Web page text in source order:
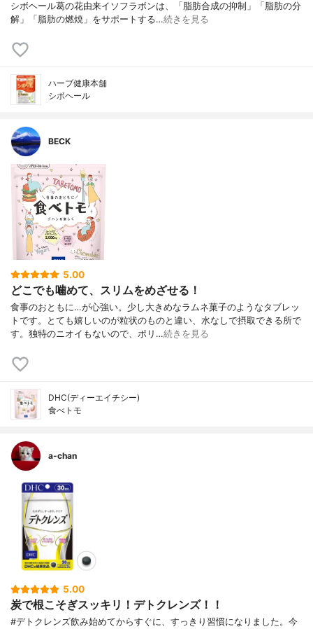
シボヘール葛の花由来イソフラボンは、「脂肪合成の抑制」「脂肪の分
解」「脂肪の燃焼」をサポートする…続きを見る
ハーブ健康本舗
シボヘール
BECK
5.00
どこでも噛めて、スリムをめざせる！
食事のおともに…が心強い。少し大きめなラムネ菓子のようなタブレッ
トです。とても嬉しいのが粒状のものと違い、水なしで摂取できる所で
す。独特のニオイもないので、ポリ…続きを見る
DHC(ディーエイチシー)
食べトモ
a-chan
5.00
炭で根こそぎスッキリ！デトクレンズ！！
#デトクレンズ飲み始めてからすぐに、すっきり習慣になりました。今